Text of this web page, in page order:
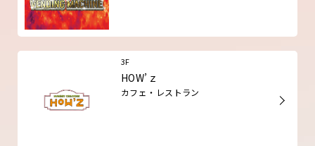
3F
HOW’ｚ
カフェ・レストラン